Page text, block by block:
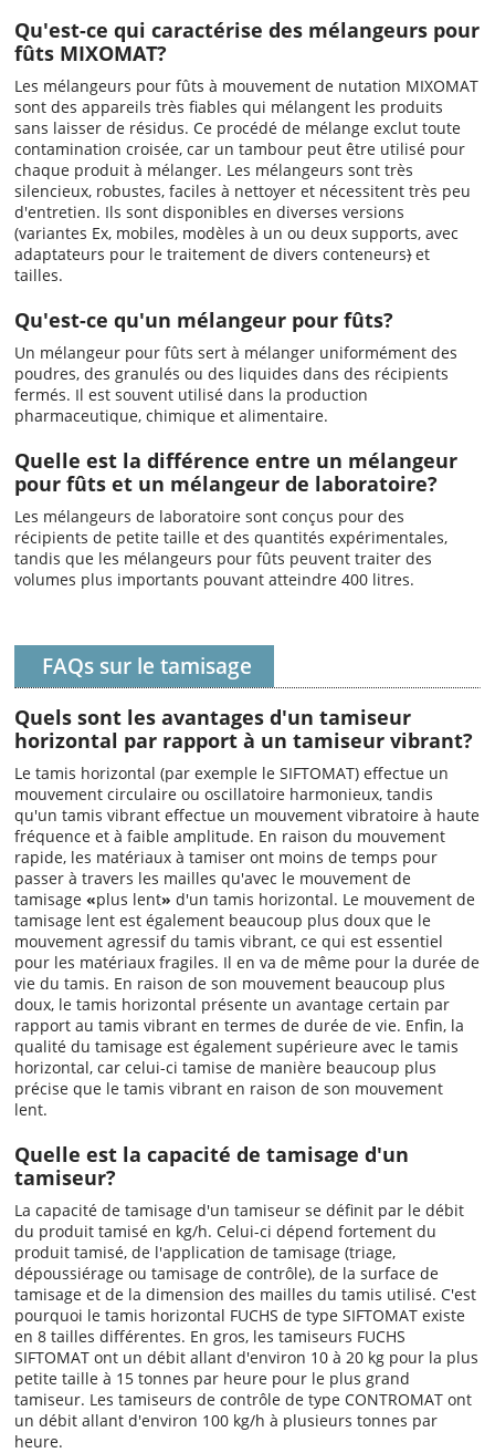
Qu'est-ce qui caractérise des mélangeurs pour
fûts MIXOMAT?
Les mélangeurs pour fûts à mouvement de nutation MIXOMAT
sont des appareils très fiables qui mélangent les produits
sans laisser de résidus. Ce procédé de mélange exclut toute
contamination croisée, car un tambour peut être utilisé pour
chaque produit à mélanger. Les mélangeurs sont très
silencieux, robustes, faciles à nettoyer et nécessitent très peu
d'entretien. Ils sont disponibles en diverses versions
(variantes Ex, mobiles, modèles à un ou deux supports, avec
adaptateurs pour le traitement de divers conteneurs)et
tailles.
Qu'est-ce qu'un mélangeur pour fûts?
Un mélangeur pour fûts sert à mélanger uniformément des
poudres, des granulés ou des liquides dans des récipients
fermés. Il est souvent utilisé dans la production
pharmaceutique, chimique et alimentaire.
Quelle est la différence entre un mélangeur
pour fûts et un mélangeur de laboratoire?
Les mélangeurs de laboratoire sont conçus pour des
récipients de petite taille et des quantités expérimentales,
tandis que les mélangeurs pour fûts peuvent traiter des
volumes plus importants pouvant atteindre 400 litres.
FAQs sur le tamisage
Quels sont les avantages d'un tamiseur
horizontal par rapport à un tamiseur vibrant?
Le tamis horizontal (par exemple le SIFTOMAT) effectue un
mouvement circulaire ou oscillatoire harmonieux, tandis
qu'un tamis vibrant effectue un mouvement vibratoire à haute
fréquence et à faible amplitude. En raison du mouvement
rapide, les matériaux à tamiser ont moins de temps pour
passer à travers les mailles qu'avec le mouvement de
tamisage«plus lent» d'un tamis horizontal. Le mouvement de
tamisage lent est également beaucoup plus doux que le
mouvement agressif du tamis vibrant, ce qui est essentiel
pour les matériaux fragiles. Il en va de même pour la durée de
vie du tamis. En raison de son mouvement beaucoup plus
doux, le tamis horizontal présente un avantage certain par
rapport au tamis vibrant en termes de durée de vie. Enfin, la
qualité du tamisage est également supérieure avec le tamis
horizontal, car celui-ci tamise de manière beaucoup plus
précise que le tamis vibrant en raison de son mouvement
lent.
Quelle est la capacité de tamisage d'un
tamiseur?
La capacité de tamisage d'un tamiseur se définit par le débit
du produit tamisé en kg/h. Celui-ci dépend fortement du
produit tamisé, de l'application de tamisage (triage,
dépoussiérage ou tamisage de contrôle), de la surface de
tamisage et de la dimension des mailles du tamis utilisé. C'est
pourquoi le tamis horizontal FUCHS de type SIFTOMAT existe
en 8 tailles différentes. En gros, les tamiseurs FUCHS
SIFTOMAT ont un débit allant d'environ 10 à 20 kg pour la plus
petite taille à 15 tonnes par heure pour le plus grand
tamiseur. Les tamiseurs de contrôle de type CONTROMAT ont
un débit allant d'environ 100 kg/h à plusieurs tonnes par
heure.